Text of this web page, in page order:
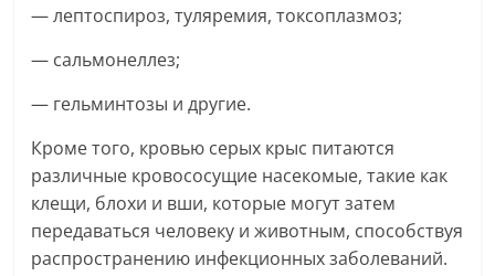
— лептоспироз, туляремия, токсоплазмоз;
— сальмонеллез;
— гельминтозы и другие.
Кроме того, кровью серых крыс питаются
различные кровососущие насекомые, такие как
клещи, блохи и вши, которые могут затем
передаваться человеку и животным, способствуя
распространению инфекционных заболеваний.